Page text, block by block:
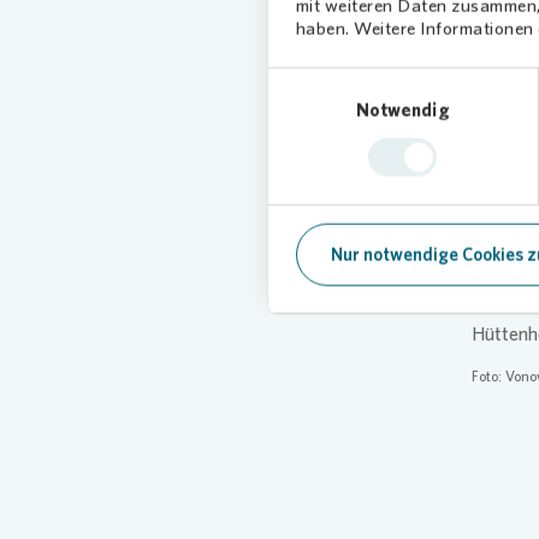
mit weiteren Daten
haben. Weitere Informationen
Notwendig
Nur notwendige Cookies
was
Foto: